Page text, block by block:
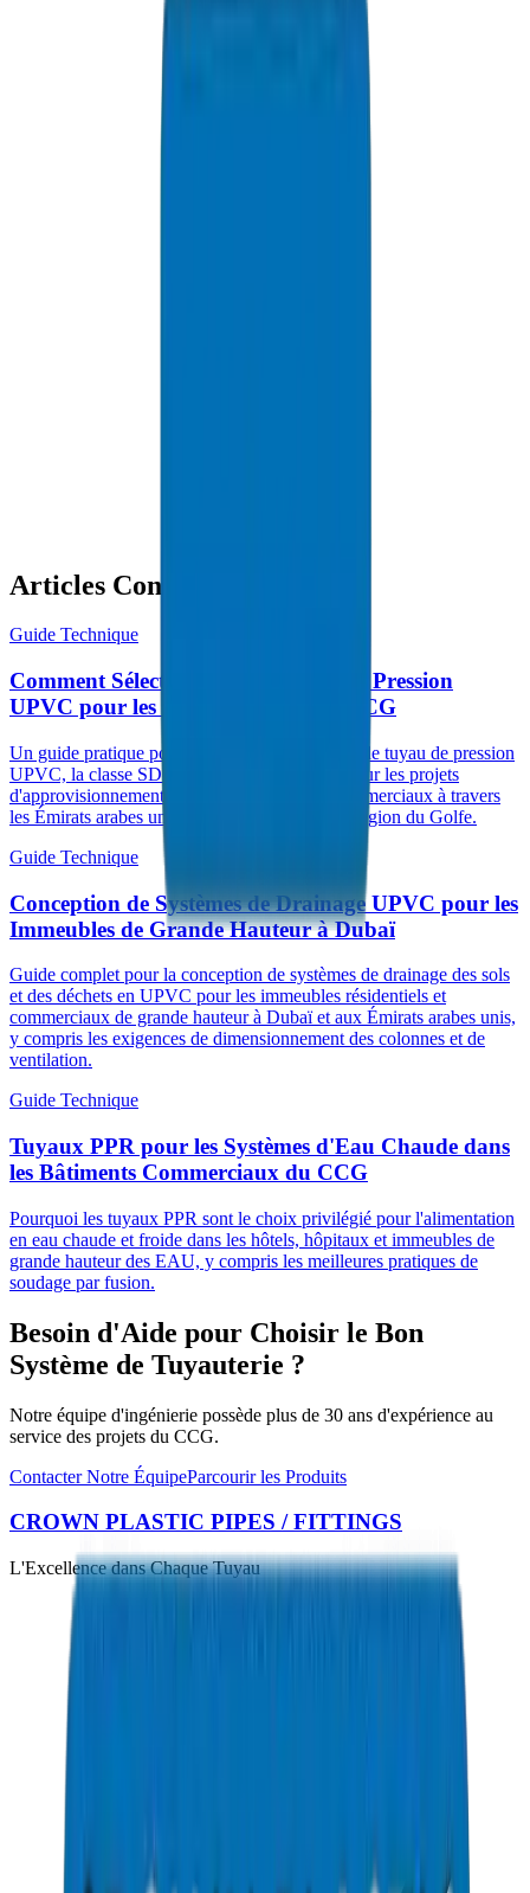
HDPE Pipes / Fittings in Dubai
Articles Connexes
Guide Technique
Comment Sélectionner les Tuyaux de Pression
UPVC pour les Réseaux d'Eau du CCG
Un guide pratique pour choisir le bon diamètre de tuyau de pression
UPVC, la classe SDR et la classification PN pour les projets
d'approvisionnement en eau municipaux et commerciaux à travers
les Émirats arabes unis, l'Arabie saoudite et la région du Golfe.
Guide Technique
Conception de Systèmes de Drainage UPVC pour les
Immeubles de Grande Hauteur à Dubaï
Guide complet pour la conception de systèmes de drainage des sols
et des déchets en UPVC pour les immeubles résidentiels et
commerciaux de grande hauteur à Dubaï et aux Émirats arabes unis,
y compris les exigences de dimensionnement des colonnes et de
ventilation.
Guide Technique
Tuyaux PPR pour les Systèmes d'Eau Chaude dans
les Bâtiments Commerciaux du CCG
Pourquoi les tuyaux PPR sont le choix privilégié pour l'alimentation
en eau chaude et froide dans les hôtels, hôpitaux et immeubles de
grande hauteur des EAU, y compris les meilleures pratiques de
soudage par fusion.
Besoin d'Aide pour Choisir le Bon
Système de Tuyauterie ?
Notre équipe d'ingénierie possède plus de 30 ans d'expérience au
service des projets du CCG.
Contacter Notre ÉquipeParcourir les Produits
CROWN PLASTIC PIPES / FITTINGS
L'Excellence dans Chaque Tuyau